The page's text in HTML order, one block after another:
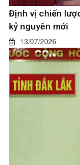
Định vị chiến
kỷ nguyên mới
13/07/2026